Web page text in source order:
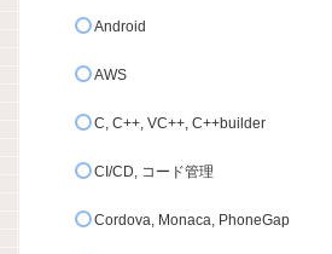
Android
AWS
C, C++, VC++, C++builder
CI/CD, コード管理
Cordova, Monaca, PhoneGap